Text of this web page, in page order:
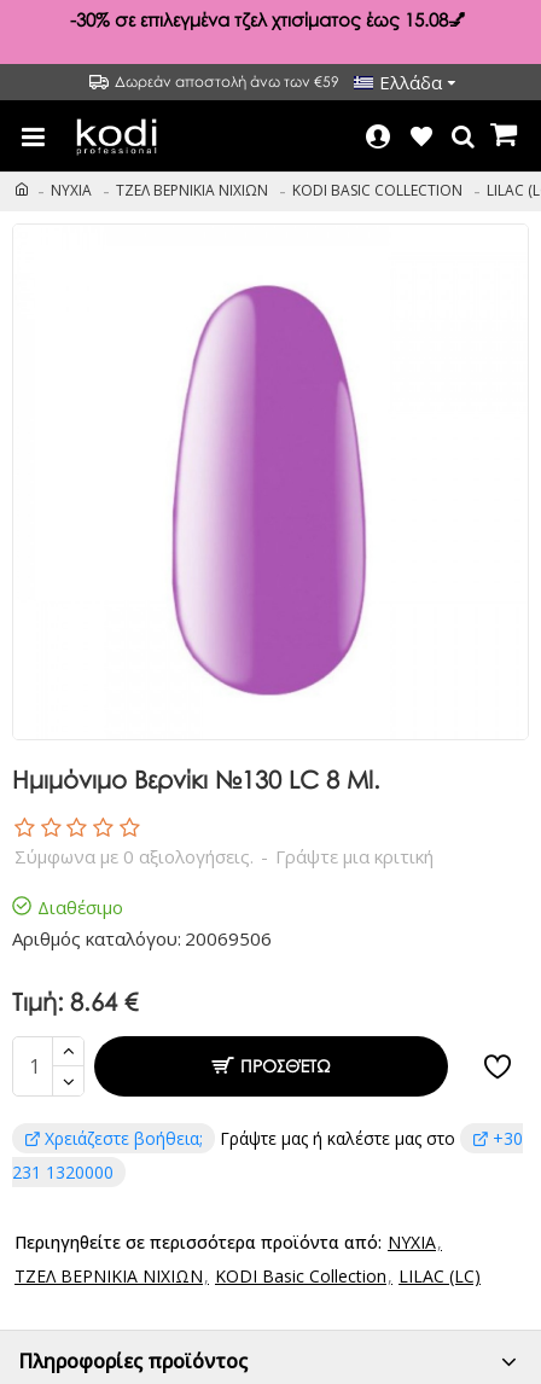
-30% σε επιλεγμένα τζελ χτισίματος έως 15.08💅
Δωρεάν αποστολή άνω των €59 Ελλάδα
ΝΥΧΙΑ ΤΖΕΛ ΒΕΡΝΙΚΙΑ ΝΙΧΙΩΝ KODI BASIC COLLECTION LILAC
Ημιμόνιμο Βερνίκι №130 LC 8 Ml.
Διαθέσιμο
Αριθμός καταλόγου: 20069506
Σύμφωνα με 0 αξιολογήσεις. - Γράψτε μια κριτική
Τιμή: 8.64 €
ΠΡΟΣΘΈΤΩ
Χρειάζεστε βοήθεια; Γράψτε μας ή καλέστε μας στο
+30
231 1320000
Περιηγηθείτε σε περισσότερα προϊόντα από: ΝΥΧΙΑ
ΤΖΕΛ ΒΕΡΝΙΚΙΑ ΝΙΧΙΩΝ
KODI Basic Collection LILAC (LC)
Πληροφορίες προϊόντος